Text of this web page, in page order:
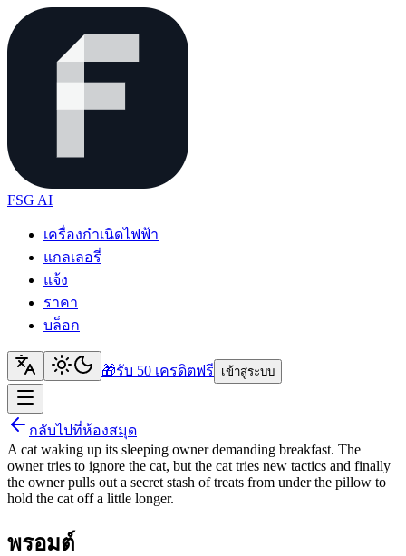
FSG AI
เครื่องกำเนิดไฟฟ้า
แกลเลอรี่
แจ้ง
ราคา
บล็อก
🎁รับ 50 เครดิตฟรี เข้าสู่ระบบ
กลับไปที่ห้องสมุด
A cat waking up its sleeping owner demanding breakfast. The
owner tries to ignore the cat, but the cat tries new tactics and finally
the owner pulls out a secret stash of treats from under the pillow to
hold the cat off a little longer.
พรอมต์